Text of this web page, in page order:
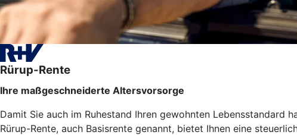
Rürup-Rente
Ihre maßgeschneiderte Altersvorsorge
Damit Sie auch im Ruhestand Ihren gewohnten Lebensstandard
Rürup-Rente, auch Basisrente genannt, bietet Ihnen eine